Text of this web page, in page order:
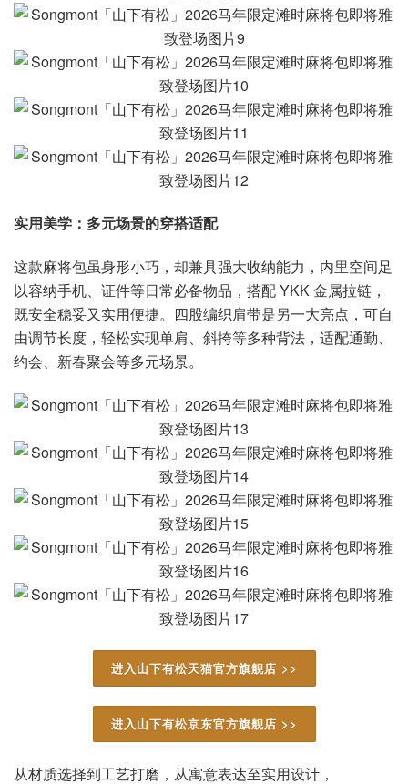
实用美学：多元场景的穿搭适配
这款麻将包虽身形小巧，却兼具强大收纳能力，内里空间足
以容纳手机、证件等日常必备物品，搭配 YKK 金属拉链，
既安全稳妥又实用便捷。四股编织肩带是另一大亮点，可自
由调节长度，轻松实现单肩、斜挎等多种背法，适配通勤、
约会、新春聚会等多元场景。
进入山下有松天猫官方旗舰店 >>
进入山下有松京东官方旗舰店 >>
从材质选择到工艺打磨，从寓意表达至实用设计，